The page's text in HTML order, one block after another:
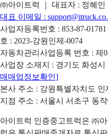
㈜아이트럭 ｜ 대표자 : 정혜인
대표 이메일 :
사업자등록번호 : 853-87-01781
호 : 2023-강원인제-0074
자동차관리사업등록 번호 : 제
사업장 소재지 : 경기도 화성
매매업정보확인]
본사 주소 : 강원특별자치도 인
지점 주소 : 서울시 서초구 동
아이트럭 인증중고트럭은 ㈜